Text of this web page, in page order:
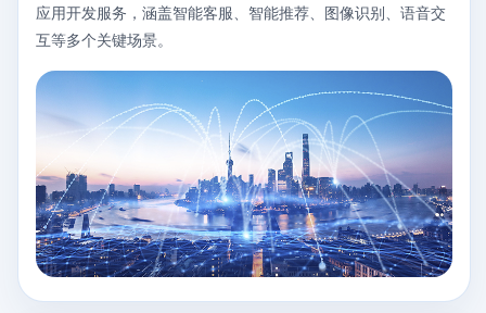
应用开发服务，涵盖智能客服、智能推荐、图像识别、语音交
互等多个关键场景。